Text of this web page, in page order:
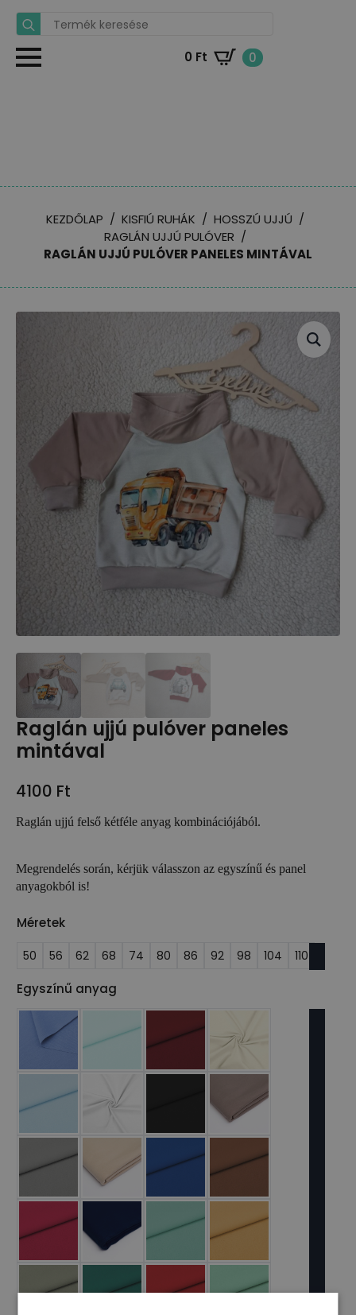
Search
for:
0 Ft 0
KEZDŐLAP KISFIÚ RUHÁK
HOSSZÚ UJJÚ
RAGLÁN UJJÚ PULÓVER
RAGLÁN UJJÚ PULÓVER PANELES MINTÁVAL
Raglán ujjú pulóver paneles
mintával
4100 Ft
Raglán ujjú felső kétféle anyag kombinációjából.
Megrendelés során, kérjük válasszon az egyszínű és panel
anyagokból is!
Méretek
50 56 62 68 74 80 86 92 98 104 110
Egyszínű anyag